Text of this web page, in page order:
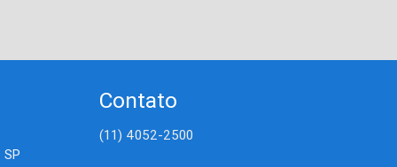
Contato
(11) 4052-2500